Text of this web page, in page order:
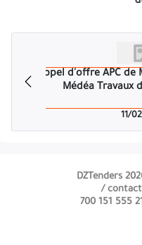
11/
DZTenders